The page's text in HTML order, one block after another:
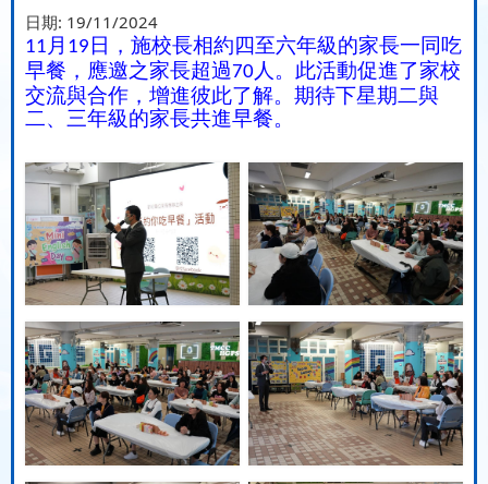
日期: 19/11/2024
11 月 19 日，施校長相約四至六年級的家長一同吃
早餐，應邀之家長超過70 人。此活動促進了家校
交流與合作，增進彼此了解。期待下星期二與
二、三年級的家長共進早餐。